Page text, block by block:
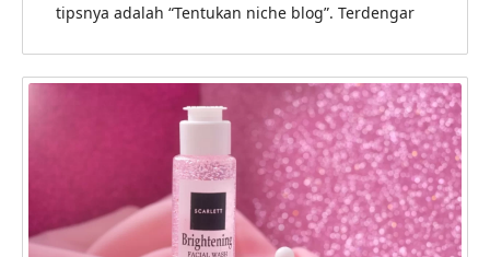
tipsnya adalah “Tentukan niche blog”. Terdengar